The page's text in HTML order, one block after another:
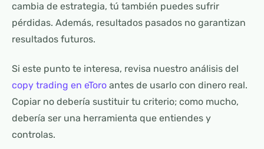
cambia de estrategia, tú también puedes sufrir
pérdidas. Además, resultados pasados no garantizan
resultados futuros.
Si este punto te interesa, revisa nuestro análisis del
copy trading en eToro antes de usarlo con dinero real.
Copiar no debería sustituir tu criterio; como mucho,
debería ser una herramienta que entiendes y
controlas.